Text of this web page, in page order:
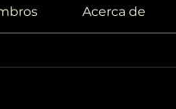
Acerca de